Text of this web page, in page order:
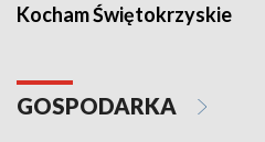
Kocham Świętokrzyskie
GOSPODARKA